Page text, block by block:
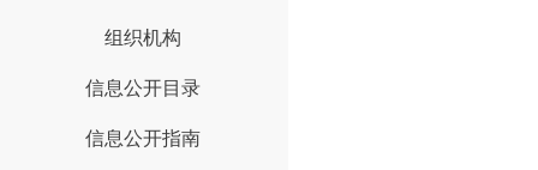
组织机构
信息公开目录
信息公开指南